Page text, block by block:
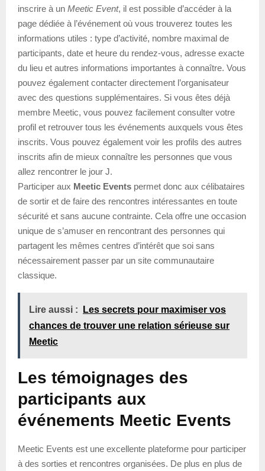
inscrire à un Meetic Event, il est possible d’accéder à la
page dédiée à l’événement où vous trouverez toutes les
informations utiles : type d’activité, nombre maximal de
participants, date et heure du rendez-vous, adresse exacte
du lieu et autres informations importantes à connaître. Vous
pouvez également contacter directement l’organisateur
avec des questions supplémentaires. Si vous êtes déjà
membre Meetic, vous pouvez facilement consulter votre
profil et retrouver tous les événements auxquels vous êtes
inscrits. Vous pouvez également voir les profils des autres
inscrits afin de mieux connaître les personnes que vous
allez rencontrer le jour J.
Participer aux Meetic Events permet donc aux célibataires
de sortir et de faire des rencontres intéressantes en toute
sécurité et sans aucune contrainte. Cela offre une occasion
unique de s’amuser en rencontrant des personnes qui
partagent les mêmes centres d’intérêt que soi sans
nécessairement passer par un site communautaire
classique.
Lire aussi :
Les secrets pour maximiser vos
chances de trouver une relation sérieuse sur
Meetic
Les témoignages des
participants aux
événements Meetic Events
Meetic Events est une excellente plateforme pour participer
à des sorties et rencontres organisées. De plus en plus de